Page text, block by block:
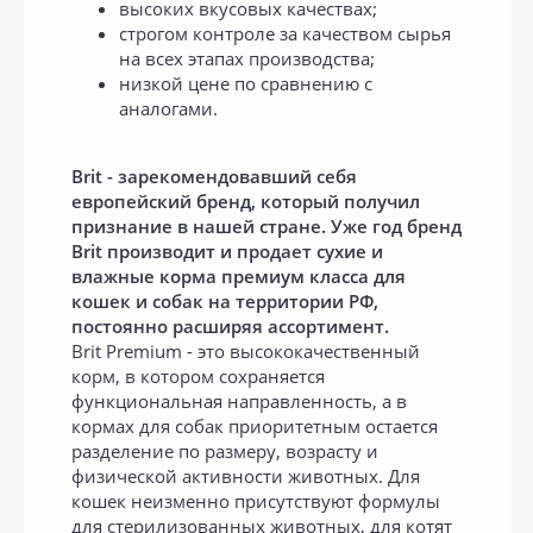
высоких вкусовых качествах;
строгом контроле за качеством сырья
на всех этапах производства;
низкой цене по сравнению с
аналогами.
Brit - зарекомендовавший себя
европейский бренд, который получил
признание в нашей стране. Уже год бренд
Brit производит и продает сухие и
влажные корма премиум класса для
кошек и собак на территории РФ,
постоянно расширяя ассортимент.
Brit Premium - это высококачественный
корм, в котором сохраняется
функциональная направленность, а в
кормах для собак приоритетным остается
разделение по размеру, возрасту и
физической активности животных. Для
кошек неизменно присутствуют формулы
для стерилизованных животных, для котят